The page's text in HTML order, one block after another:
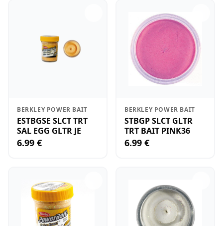
BERKLEY POWER BAIT
ESTBGSE SLCT TRT
SAL EGG GLTR JE
6.99 €
BERKLEY POWER BAIT
STBGP SLCT GLTR
TRT BAIT PINK36
6.99 €